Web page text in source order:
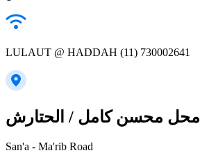
LULAUT @ HADDAH (11) 730002641
محل محسن كامل / الحتارش
San'a - Ma'rib Road